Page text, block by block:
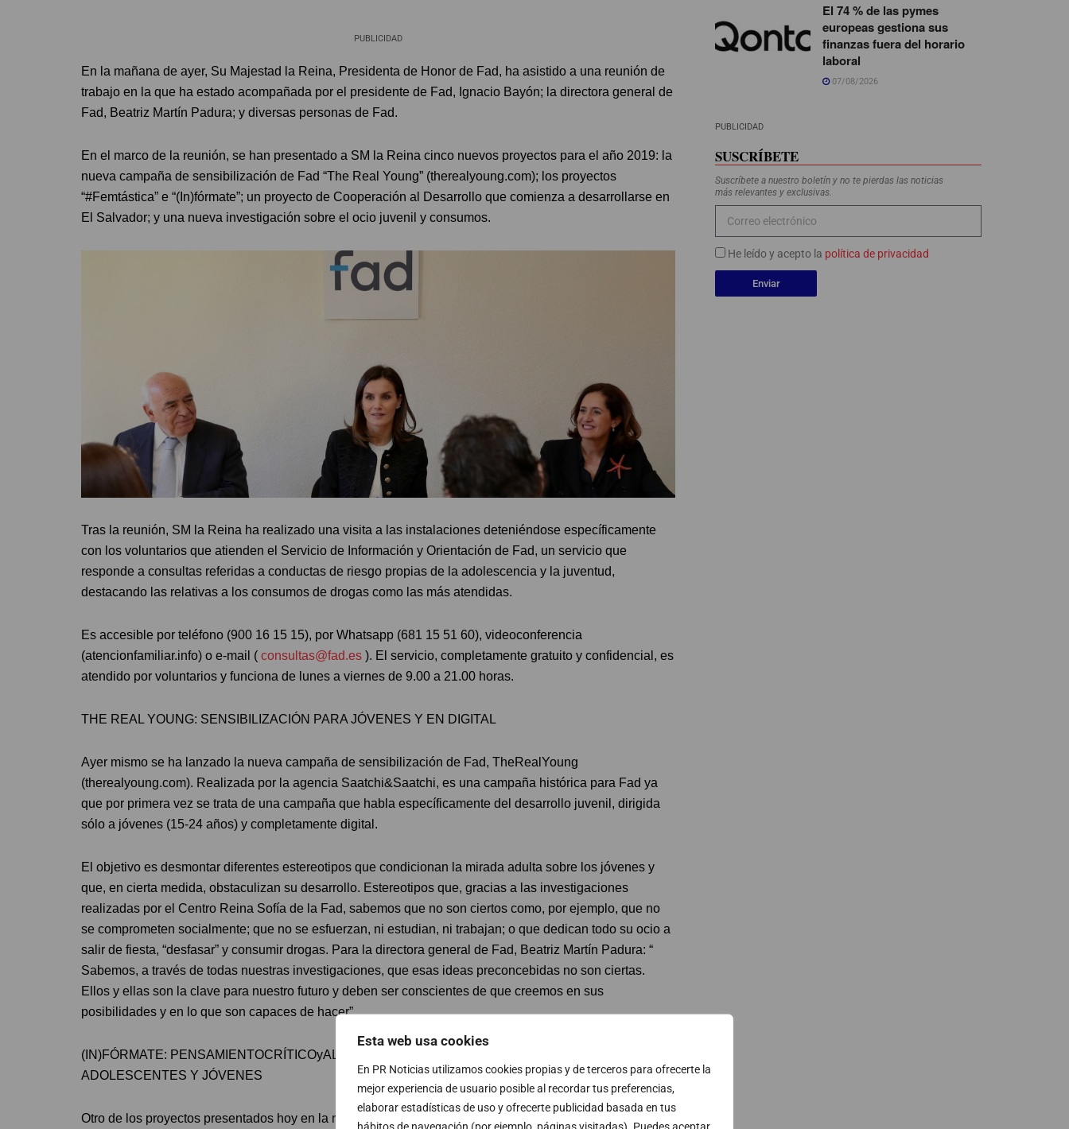
Esta web usa cookies
En PR Noticias utilizamos cookies propias y de terceros para ofrecerte la
mejor experiencia de usuario posible al recordar tus preferencias,
elaborar estadísticas de uso y ofrecerte publicidad basada en tus
hábitos de navegación (por ejemplo, páginas visitadas). Puedes aceptar
PUBLICIDAD
En la mañana de ayer, Su Majestad la Reina, Presidenta de Honor de Fad, ha asistido a una reunión de
trabajo en la que ha estado acompañada por el presidente de Fad, Ignacio Bayón; la directora general de
Fad, Beatriz Martín Padura; y diversas personas de Fad.
En el marco de la reunión, se han presentado a SM la Reina cinco nuevos proyectos para el año 2019: la
nueva campaña de sensibilización de Fad “The Real Young” (therealyoung.com); los proyectos
“#Femtástica” e “(In)fórmate”; un proyecto de Cooperación al Desarrollo que comienza a desarrollarse en
El Salvador; y una nueva investigación sobre el ocio juvenil y consumos.
Tras la reunión, SM la Reina ha realizado una visita a las instalaciones deteniéndose específicamente
con los voluntarios que atienden el Servicio de Información y Orientación de Fad, un servicio que
responde a consultas referidas a conductas de riesgo propias de la adolescencia y la juventud,
destacando las relativas a los consumos de drogas como las más atendidas.
Es accesible por teléfono (900 16 15 15), por Whatsapp (681 15 51 60), videoconferencia
(atencionfamiliar.info) o e-mail ( consultas@fad.es ). El servicio, completamente gratuito y confidencial, es
atendido por voluntarios y funciona de lunes a viernes de 9.00 a 21.00 horas.
THE REAL YOUNG: SENSIBILIZACIÓN PARA JÓVENES Y EN DIGITAL
Ayer mismo se ha lanzado la nueva campaña de sensibilización de Fad, TheRealYoung
(therealyoung.com). Realizada por la agencia Saatchi&Saatchi, es una campaña histórica para Fad ya
que por primera vez se trata de una campaña que habla específicamente del desarrollo juvenil, dirigida
sólo a jóvenes (15-24 años) y completamente digital.
El objetivo es desmontar diferentes estereotipos que condicionan la mirada adulta sobre los jóvenes y
que, en cierta medida, obstaculizan su desarrollo. Estereotipos que, gracias a las investigaciones
realizadas por el Centro Reina Sofía de la Fad, sabemos que no son ciertos como, por ejemplo, que no
se comprometen socialmente; que no se esfuerzan, ni estudian, ni trabajan; o que dedican todo su ocio a
salir de fiesta, “desfasar” y consumir drogas. Para la directora general de Fad, Beatriz Martín Padura: “
Sabemos, a través de todas nuestras investigaciones, que esas ideas preconcebidas no son ciertas.
Ellos y ellas son la clave para nuestro futuro y deben ser conscientes de que creemos en sus
posibilidades y en lo que son capaces de hacer”.
(IN)FÓRMATE: PENSAMIENTOCRÍTICOyALFABETIZACIÓNMEDIÁTICAPARA 30.000
ADOLESCENTES Y JÓVENES
Otro de los proyectos presentados hoy en la reunión ha sido (In)fórmate , un programa de Fad en
El 74 % de las pymes
europeas gestiona sus
finanzas fuera del horario
laboral
07/08/2026
PUBLICIDAD
SUSCRÍBETE
Suscríbete a nuestro boletín y no te pierdas las noticias
más relevantes y exclusivas.
He leído y acepto la política de privacidad
Enviar